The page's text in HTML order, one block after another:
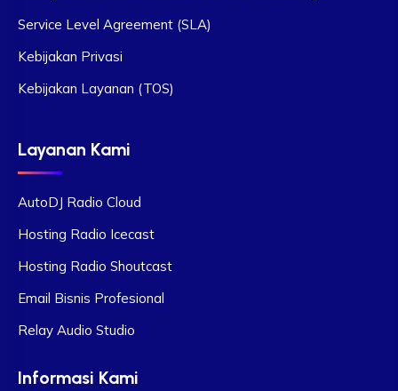
Service Level Agreement (SLA)
Kebijakan Privasi
Kebijakan Layanan (TOS)
Layanan Kami
AutoDJ Radio Cloud
Hosting Radio Icecast
Hosting Radio Shoutcast
Email Bisnis Profesional
Relay Audio Studio
Informasi Kami